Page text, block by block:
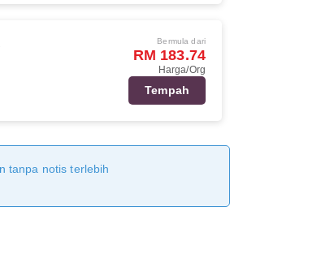
Bermula dari
RM 183.74
Harga/Org
Tempah
tanpa notis terlebih